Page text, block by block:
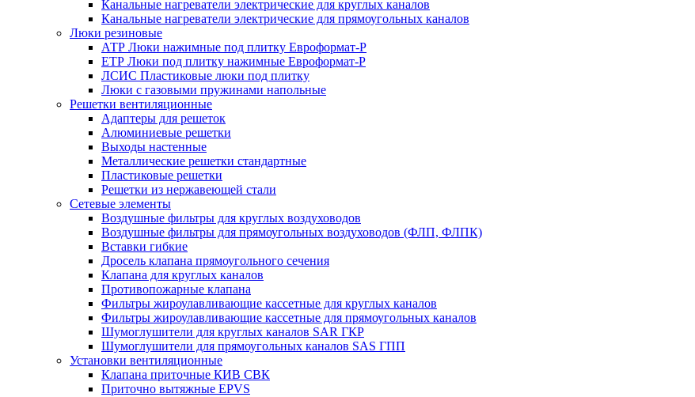
Канальные нагреватели электрические для круглых каналов
Канальные нагреватели электрические для прямоугольных каналов
Люки резиновые
АТР Люки нажимные под плитку Евроформат-Р
ЕТР Люки под плитку нажимные Евроформат-Р
ЛСИС Пластиковые люки под плитку
Люки с газовыми пружинами напольные
Решетки вентиляционные
Адаптеры для решеток
Алюминиевые решетки
Выходы настенные
Металлические решетки стандартные
Пластиковые решетки
Решетки из нержавеющей стали
Сетевые элементы
Воздушные фильтры для круглых воздуховодов
Воздушные фильтры для прямоугольных воздуховодов (ФЛП, ФЛПК)
Вставки гибкие
Дросель клапана прямоугольного сечения
Клапана для круглых каналов
Противопожарные клапана
Фильтры жироулавливающие кассетные для круглых каналов
Фильтры жироулавливающие кассетные для прямоугольных каналов
Шумоглушители для круглых каналов SAR ГКР
Шумоглушители для прямоугольных каналов SAS ГПП
Установки вентиляционные
Клапана приточные КИВ СВК
Приточно вытяжные EPVS